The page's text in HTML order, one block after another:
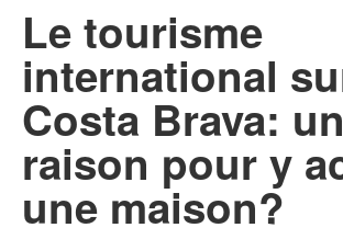
Le tourisme
international
Costa Brava:
raison pour y
une maison?